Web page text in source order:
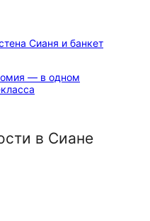
Сианя и банкет
— в одном
в Сиане